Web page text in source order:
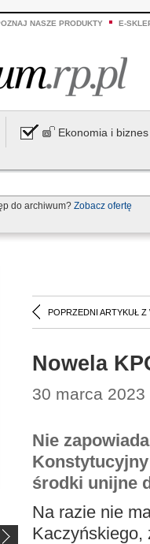
NASZE PRODUKTY E-
Ekonomia i biznes
do archiwum? Zobacz ofertę
POPRZEDNI ARTYKUŁ Z
Nowela
30 marca
Nie
środki unijne
Na razie nie
Kaczyńskiego,